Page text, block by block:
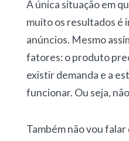
A única situação em
muito os resultados é
anúncios. Mesmo
fatores: o produto
existir demanda e a
funcionar. Ou seja,
Também não vou